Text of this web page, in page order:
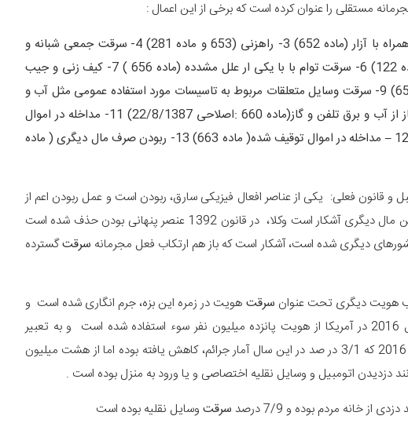
مستقلی را عنوان کرده است که برخی از این اعمال :
1-سرقـت جمعی توام با آزار (ماده 651) 2-سرقت همراه با آزار (ماده 652) 3- راهزنی (653 و ماده 281) 4- سرقت جمعی شبانه و
مسلحانه (654 و ماده 281) 5- شروع به سرقت( ماده 122) 6- سرقت توام با با یکی ار علل مشدده (ماده 656 ) 7- کیف زنی و جیب
بری (ماده 657) 8- سرقت در شرایط بحرانی (ماده 658) 9- سرقت وسایل متعلقات مربوط به تاسیسات مورد استفاده عمومی مثل آب و
برق و گاز و..( ماده 659) 10 سرقت استفاده غیر مجاز از آب و برق تلفن و گاز(ماده 660 :اصلاحی 22/8/1387) 11- مداخله در اموال
مسروقه ( ماده 662 ) 11- سرقت ساده ( ماده 661) 12 – مداخله در اموال توقیف شده( ماده 663) 13- ربودن صرف مال دیگری ( ماده
و قانون فعلی: یکی از عناصر افعال فیزیکی سارق، ربودن است و عمل ربودن اعم از
۱-براشتن مال دیگری بطور پنهان و مخفیانه ۲ -برداشتن مال دیگری آشکار است وکلا، در قانون 1392 عنصر پنهانی بودن حذف شده است
دیگری شده است، آشکار است که باز هم ارتکاب فعل مجرمانه سرقتگسترده
هویت دیگری تحت عنوان سرقت هویت در زمره این بزه، جرم انگاری شده است و
آمار قابل توجه نیز دارد، به عنوان مثال طبق آمار سال 2016 در آمریکا از هویت پانزده میلیون نفر سوء استفاده شده است و به تعبیر
هویت رخ داده است و طبق آمار سال 2016 که 3/1 در صد در این سال آمار جرائم، کاهش یافته بوده اما از هشت میلیون
سرقت وسایل نقلیه بوده است